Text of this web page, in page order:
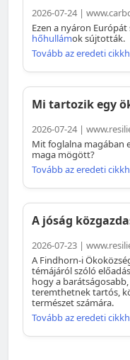
2026-07-24 |
Ezen a nyáron
hőhullámok sújtották.
Tovább az eredeti
Mi tartozik egy
2026-07-24 |
Mit foglalna magában
maga mögött?
Tovább az eredeti
A jóság
2026-07-23 |
A Findhorn-i
témájáról szóló
hogy a
teremthetnek tartós,
természet számára.
Tovább az eredeti